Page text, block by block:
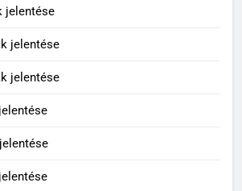
Céltudatos jelentése
jelentése
jelentése
jelentése